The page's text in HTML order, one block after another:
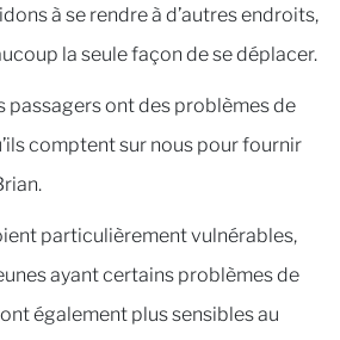
à se rendre à d’autres endroits,
la seule façon de se déplacer.
passagers ont des problèmes de
comptent sur nous pour fournir
particulièrement vulnérables,
ayant certains problèmes de
également plus sensibles au